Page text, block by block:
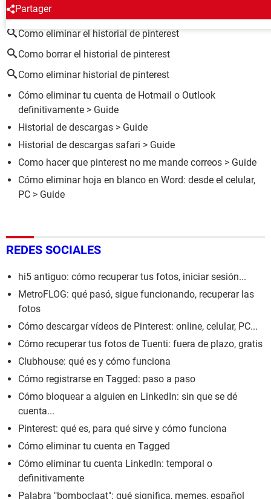
Partager
ALREDEDOR DEL MISMO TEMA
Como eliminar el historial de pinterest
Como borrar el historial de pinterest
Como eliminar historial de pinterest
Cómo eliminar tu cuenta de Hotmail o Outlook
definitivamente > Guide
Historial de descargas > Guide
Historial de descargas safari > Guide
Como hacer que pinterest no me mande correos > Guide
Cómo eliminar hoja en blanco en Word: desde el celular,
PC > Guide
REDES SOCIALES
hi5 antiguo: cómo recuperar tus fotos, iniciar sesión...
MetroFLOG: qué pasó, sigue funcionando, recuperar las
fotos
Cómo descargar vídeos de Pinterest: online, celular, PC...
Cómo recuperar tus fotos de Tuenti: fuera de plazo, gratis
Clubhouse: qué es y cómo funciona
Cómo registrarse en Tagged: paso a paso
Cómo bloquear a alguien en LinkedIn: sin que se dé
cuenta...
Pinterest: qué es, para qué sirve y cómo funciona
Cómo eliminar tu cuenta en Tagged
Cómo eliminar tu cuenta LinkedIn: temporal o
definitivamente
Palabra "bomboclaat": qué significa, memes, español